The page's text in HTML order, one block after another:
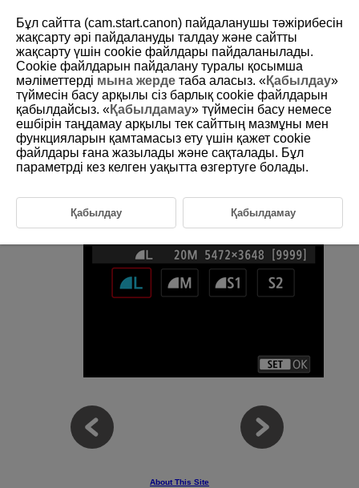
D250-041
Image Quality
You can select the pixel count and the image quality.
About This Site
Бұл сайтта (cam.start.canon) пайдаланушы тәжірибесін
жақсарту әрі пайдалануды талдау және сайтты
жақсарту үшін сookie файлдары пайдаланылады.
Cookie файлдарын пайдалану туралы қосымша
мәліметтерді мына жерде таба аласыз. «Қабылдау»
түймесін басу арқылы сіз барлық cookie файлдарын
қабылдайсыз. «Қабылдамау» түймесін басу немесе
ешбірін таңдамау арқылы тек сайттың мазмұны мен
функцияларын қамтамасыз ету үшін қажет cookie
файлдары ғана жазылады және сақталады. Бұл
параметрді кез келген уақытта өзгертуге болады.
Қабылдау Қабылдамау